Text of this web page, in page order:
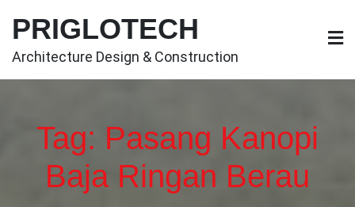
content
PRIGLOTECH
Architecture Design & Construction
Tag: Pasang Kanopi
Baja Ringan Berau